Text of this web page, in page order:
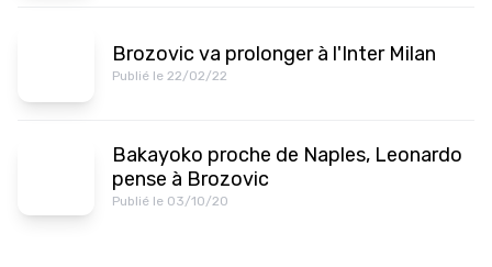
Brozovic va prolonger à l'Inter Milan
Publié le 22/02/22
Bakayoko proche de Naples, Leonardo
pense à Brozovic
Publié le 03/10/20